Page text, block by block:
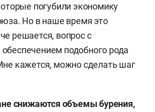
погубили экономику
Но в наше время это
решается, вопрос с
подобного рода
кажется, можно сделать шаг
снижаются объемы бурения,